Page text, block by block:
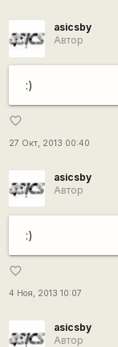
asicsby
Автор
:)
favorite_border
27 Окт, 2013 00:40
asicsby
Автор
:)
favorite_border
4 Ноя, 2013 10:07
asicsby
Автор